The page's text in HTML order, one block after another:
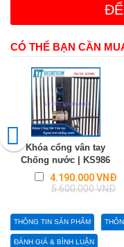
CÓ THỂ BẠN CẦN
Khóa cổng vân tay
Chống nước | KS986
4.190.000 VNĐ
5.600.000 VNĐ
THÔNG TIN SẢN PHẨM
ĐÁNH GIÁ & BÌNH LUẬN